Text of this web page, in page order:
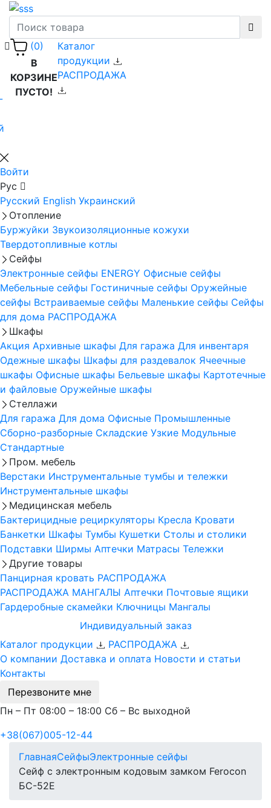
(0)
В
КОРЗИНЕ
ПУСТО!
Каталог
продукции
РАСПРОДАЖА
Войти
Рус
Русский English Украинский
Отопление
Буржуйки Звукоизоляционные кожухи
Твердотопливные котлы
Сейфы
Электронные сейфы ENERGY Офисные сейфы
Мебельные сейфы Гостиничные сейфы Оружейные
сейфы Встраиваемые сейфы Маленькие сейфы Сейфы
для дома РАСПРОДАЖА
Шкафы
Акция Архивные шкафы Для гаража Для инвентаря
Одежные шкафы Шкафы для раздевалок Ячеечные
шкафы Офисные шкафы Бельевые шкафы Картотечные
и файловые Оружейные шкафы
Стеллажи
Для гаража Для дома Офисные Промышленные
Сборно-разборные Складские Узкие Модульные
Стандартные
Пром. мебель
Верстаки Инструментальные тумбы и тележки
Инструментальные шкафы
Медицинская мебель
Бактерицидные рециркуляторы Кресла Кровати
Банкетки Шкафы Тумбы Кушетки Столы и столики
Подставки Ширмы Аптечки Матрасы Тележки
Другие товары
Панцирная кровать РАСПРОДАЖА
РАСПРОДАЖА МАНГАЛЫ Аптечки Почтовые ящики
Гардеробные скамейки Ключницы Мангалы
Индивидуальный заказ
Каталог продукции
РАСПРОДАЖА
О компании Доставка и оплата Новости и статьи
Контакты
Перезвоните мне
Пн – Пт 08:00 – 18:00 Сб – Вс выходной
+38(067)005-12-44
ГлавнаяСейфыЭлектронные сейфы
Сейф с электронным кодовым замком Ferocon
БС-52Е